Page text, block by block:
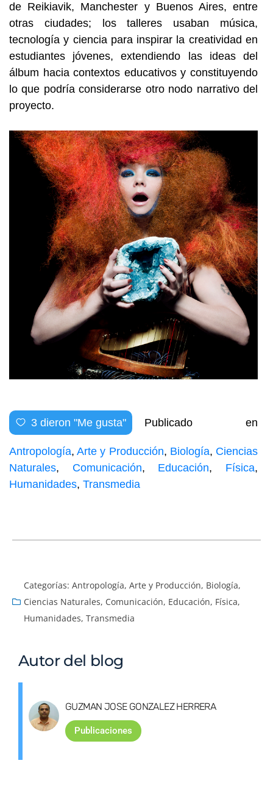
de Reikiavik, Manchester y Buenos Aires, entre
otras ciudades; los talleres usaban música,
tecnología y ciencia para inspirar la creatividad en
estudiantes jóvenes, extendiendo las ideas del
álbum hacia contextos educativos y constituyendo
lo que podría considerarse otro nodo narrativo del
proyecto.
3 dieron "Me gusta" Publicado en
Antropología,Arte y Producción, Biología, Ciencias
Naturales, Comunicación, Educación, Física,
Humanidades, Transmedia
Categorías: Antropología, Arte y Producción, Biología,
Ciencias Naturales, Comunicación, Educación, Física,
Humanidades, Transmedia
Autor del blog
GUZMAN JOSE GONZALEZ HERRERA
Publicaciones